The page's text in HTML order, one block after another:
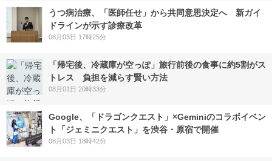
うつ病治療、「医師任せ」から共同意思決定へ 新ガイ
ドラインが示す診療改革
08月03日 17時25分
「帰宅後、冷蔵庫が空っぽ」旅行前後の食事に約5割がス
トレス 負担を減らす賢い方法
08月01日 20時33分
Google、「ドラゴンクエスト」×Geminiのコラボイベン
ト「ジェミニクエスト」を渋谷・原宿で開催
08月03日 18時42分